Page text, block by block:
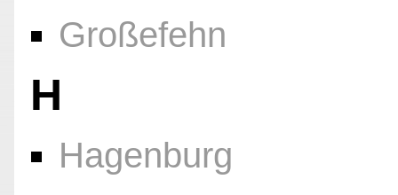
Großefehn
H
Hagenburg